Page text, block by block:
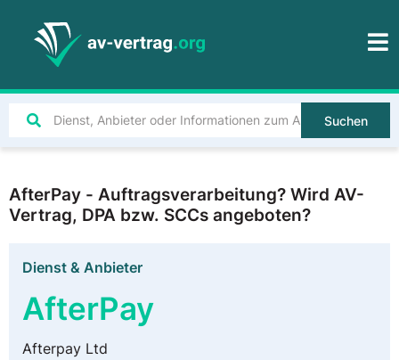
Suchen
AfterPay - Auftragsverarbeitung? Wird AV-
Vertrag, DPA bzw. SCCs angeboten?
Dienst & Anbieter
AfterPay
Afterpay Ltd